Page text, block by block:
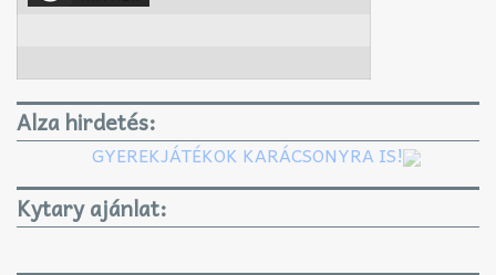
Alza hirdetés:
GYEREKJÁTÉKOK KARÁCSONYRA IS!
Kytary ajánlat: